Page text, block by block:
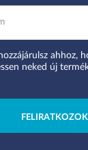
ahhoz,
neked új
FELIRATKOZOK